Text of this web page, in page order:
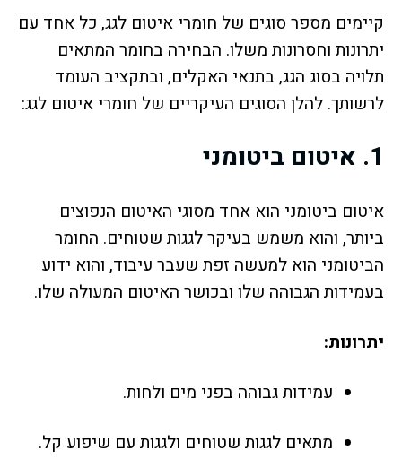
קיימים מספר סוגים של חומרי איטום לגג, כל אחד עם
יתרונות וחסרונות משלו. הבחירה בחומר המתאים
תלויה בסוג הגג, בתנאי האקלים, ובתקציב העומד
לרשותך. להלן הסוגים העיקריים של חומרי איטום לגג:
1. איטום ביטומני
איטום ביטומני הוא אחד מסוגי האיטום הנפוצים
ביותר, והוא משמש בעיקר לגגות שטוחים. החומר
הביטומני הוא למעשה זפת שעבר עיבוד, והוא ידוע
בעמידות הגבוהה שלו ובכושר האיטום המעולה שלו.
יתרונות:
עמידות גבוהה בפני מים ולחות.
מתאים לגגות שטוחים ולגגות עם שיפוע קל.